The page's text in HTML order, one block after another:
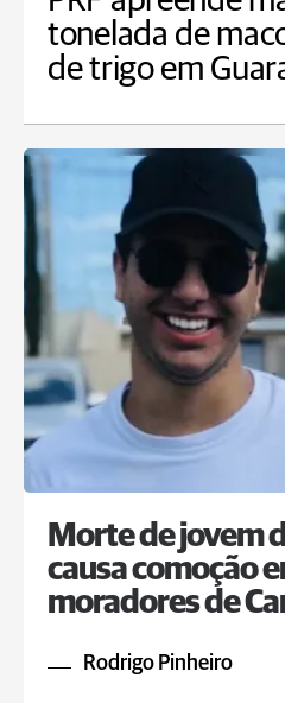
tonelada de
de trigo em
Morte de jovem
causa comoção
moradores de
Rodrigo Pinheiro